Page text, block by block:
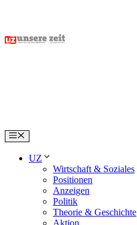
content
Menu
UZ
Wirtschaft & Soziales
Positionen
Anzeigen
Politik
Theorie & Geschichte